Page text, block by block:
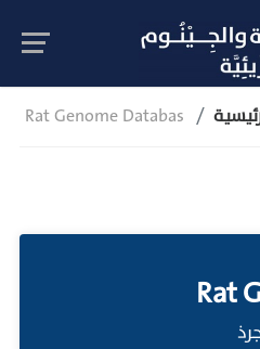
Rat Genome Databas
Rat